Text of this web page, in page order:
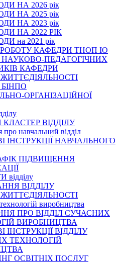
НА 2026 рік
НА 2025 рік
НА 2023 рік
НА 2022 РІК
на 2021 рік
РОБОТУ КАФЕДРИ ТНОП ІО
НАУКОВО-ПЕДАГОГІЧНИХ
КАФЕДРИ
БІНПО
ОРГАНІЗАЦІЙНОЇ
КЛАСТЕР ВІДДІЛУ
навчальний вiддiл
ІНСТРУКЦІЇ НАВЧАЛЬНОГО
ПІДВИЩЕННЯ
ВІДДІЛУ
виробництва
ПРО ВІДДІЛ СУЧАСНИХ
ВИРОБНИЦТВА
ІНСТРУКЦІЇ ВІДДІЛУ
ТЕХНОЛОГІЙ
ОСВІТНІХ ПОСЛУГ